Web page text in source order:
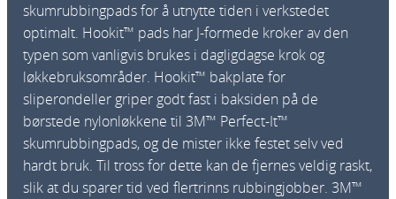
skumrubbingpads for å utnytte tiden i verkstedet
optimalt. Hookit™ pads har J-formede kroker av den
typen som vanligvis brukes i dagligdagse krok og
løkkebruksområder. Hookit™ bakplate for
sliperondeller griper godt fast i baksiden på de
børstede nylonløkkene til 3M™ Perfect-It™
skumrubbingpads, og de mister ikke festet selv ved
hardt bruk. Til tross for dette kan de fjernes veldig raskt,
slik at du sparer tid ved flertrinns rubbingjobber. 3M™